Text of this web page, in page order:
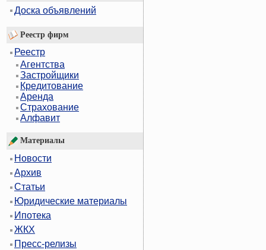
Доска объявлений
Реестр фирм
Реестр
Агентства
Застройщики
Кредитование
Аренда
Страхование
Алфавит
Материалы
Новости
Архив
Статьи
Юридические материалы
Ипотека
ЖКХ
Пресс-релизы